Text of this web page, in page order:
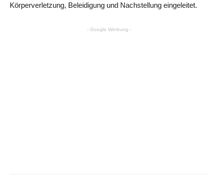
Körperverletzung, Beleidigung und Nachstellung eingeleitet.
- Google Werbung -